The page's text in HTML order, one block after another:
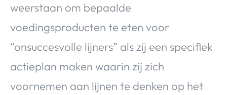
weerstaan om bepaalde
voedingsproducten te eten voor
“onsuccesvolle lijners” als zij een specifiek
actieplan maken waarin zij zich
voornemen aan lijnen te denken op het